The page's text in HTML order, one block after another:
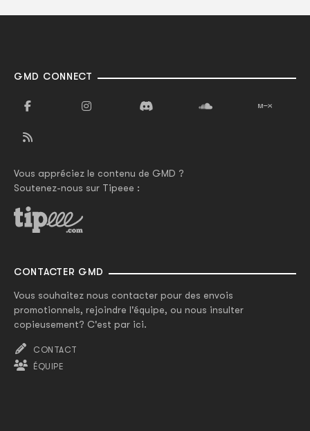
GMD CONNECT
Vous appréciez le contenu de GMD ?
Soutenez-nous sur Tipeee :
CONTACTER GMD
Vous souhaitez nous contacter pour des envois
promotionnels, rejoindre l'équipe, ou nous insulter
copieusement? C'est par ici.
CONTACT
ÉQUIPE